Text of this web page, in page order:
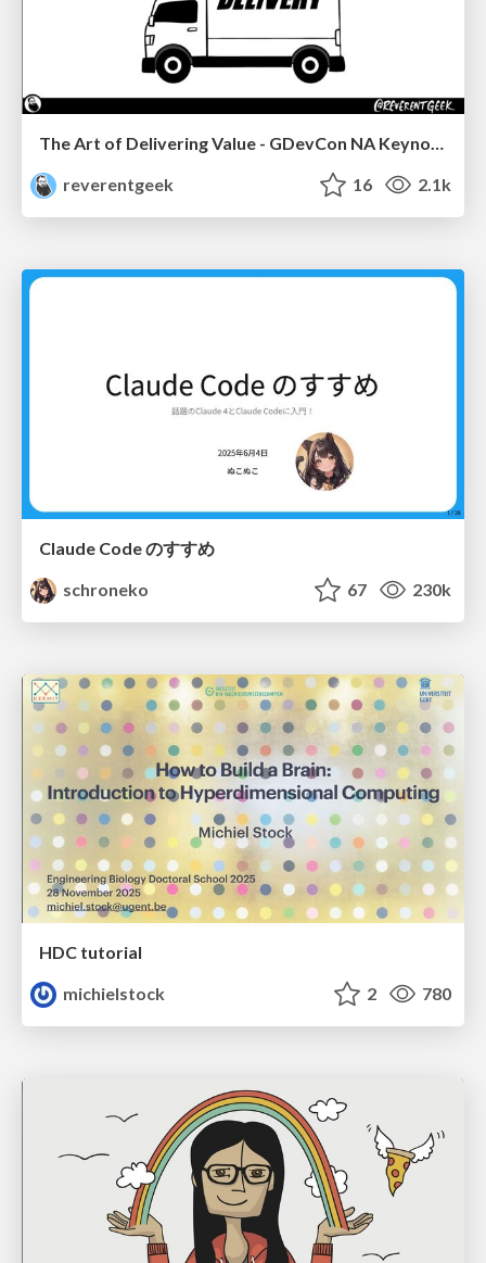
The Art of Delivering Value - GDevCon NA Keynote
reverentgeek
16 2.1k
Claude Code のすすめ
schroneko
67 230k
HDC tutorial
michielstock
2 780